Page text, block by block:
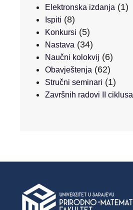
Elektronska izdanja (1)
Ispiti (8)
Konkursi (5)
Nastava (34)
Naučni kolokvij (6)
Obavještenja (62)
Stručni seminari (1)
Završnih radovi II ciklusa